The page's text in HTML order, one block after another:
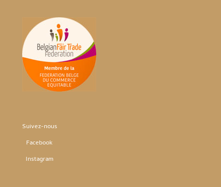
Suivez-nous
Facebook
Instagram